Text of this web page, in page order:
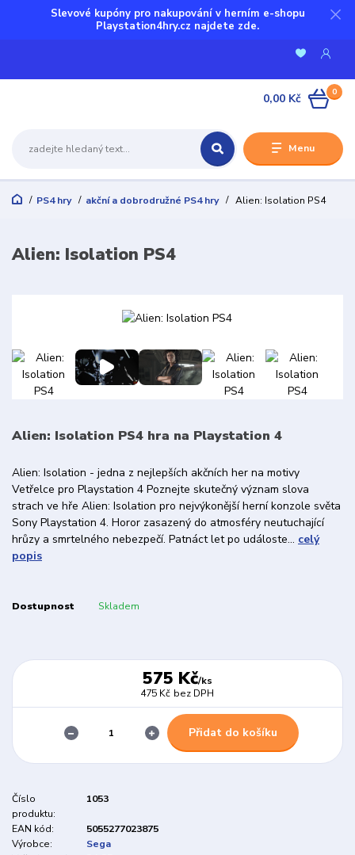
Slevové kupóny pro nakupování v herním e-shopu
Playstation4hry.cz najdete zde.
Menu
0
0,00 Kč
PS4 hry akční a dobrodružné PS4 hry Alien: Isolation PS4
Alien: Isolation PS4
Alien: Isolation PS4 hra na Playstation 4
Alien: Isolation - jedna z nejlepších akčních her na motivy
Vetřelce pro Playstation 4 Poznejte skutečný význam slova
strach ve hře Alien: Isolation pro nejvýkonější herní konzole světa
Sony Playstation 4. Horor zasazený do atmosféry neutuchající
hrůzy a smrtelného nebezpečí. Patnáct let po událoste... celý
popis
Dostupnost Skladem
575 Kč/ks
475 Kč bez DPH
Přidat do košíku
Číslo
produktu:
1053
EAN kód:
5055277023875
Výrobce:
Sega